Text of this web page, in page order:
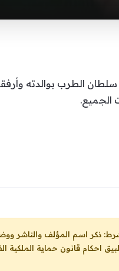
بوالدته وأرفقها
الجميع.
احكام قانون حماية الملكية